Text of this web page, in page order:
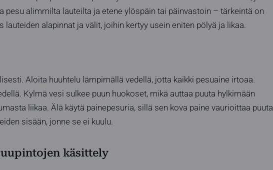
pesu alimmilta lauteilta ja etene ylöspäin tai päinvastoin – tärkeintä on
lauteiden alapinnat ja välit, joihin kertyy usein eniten pölyä ja likaa.
Aloita huuhtelu lämpimällä vedellä, jotta kaikki pesuaine irtoaa.
Kylmä vesi sulkee puun huokoset, mikä auttaa puuta hylkimään
liikaa. Älä käytä painepesuria, sillä sen kova paine vaurioittaa puuta
sisään, jonne se ei kuulu.
käsittely